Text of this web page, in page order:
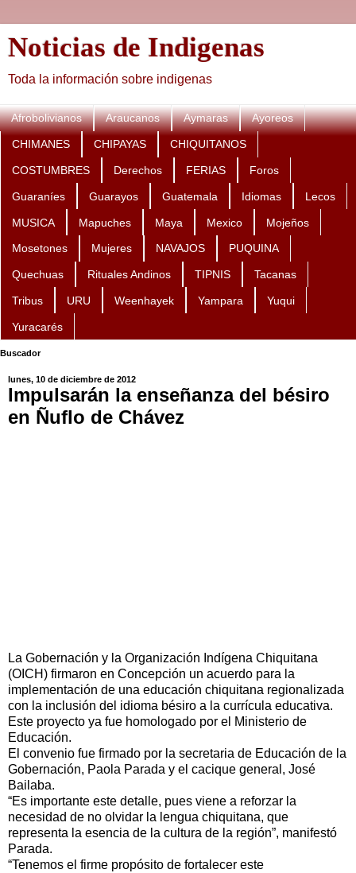
Noticias de Indigenas
Toda la información sobre indigenas
Afrobolivianos Araucanos Aymaras Ayoreos
CHIMANES CHIPAYAS CHIQUITANOS
COSTUMBRES Derechos FERIAS Foros
Guaraníes Guarayos Guatemala Idiomas Lecos
MUSICA Mapuches Maya Mexico Mojeños
Mosetones Mujeres NAVAJOS PUQUINA
Quechuas Rituales Andinos TIPNIS Tacanas
Tribus URU Weenhayek Yampara Yuqui
Yuracarés
Buscador
lunes, 10 de diciembre de 2012
Impulsarán la enseñanza del bésiro
en Ñuflo de Chávez
La Gobernación y la Organización Indígena Chiquitana
(OICH) firmaron en Concepción un acuerdo para la
implementación de una educación chiquitana regionalizada
con la inclusión del idioma bésiro a la currícula educativa.
Este proyecto ya fue homologado por el Ministerio de
Educación.
El convenio fue firmado por la secretaria de Educación de la
Gobernación, Paola Parada y el cacique general, José
Bailaba.
“Es importante este detalle, pues viene a reforzar la
necesidad de no olvidar la lengua chiquitana, que
representa la esencia de la cultura de la región”, manifestó
Parada.
“Tenemos el firme propósito de fortalecer este